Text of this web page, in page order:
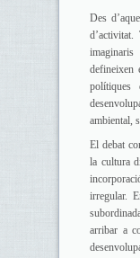
Des
defineixen
polítiques
ambiental,
El debat
la cultura
irregular.
arribar a